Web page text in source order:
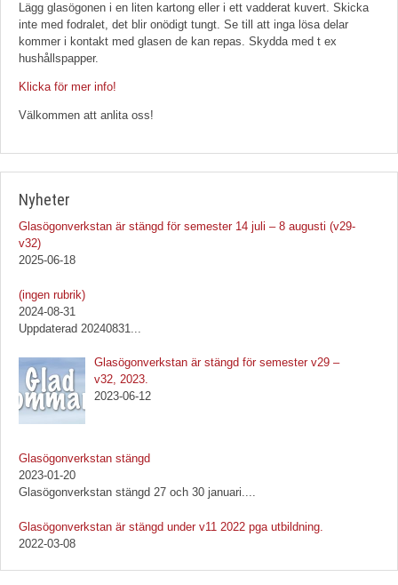
Lägg glasögonen i en liten kartong eller i ett vadderat kuvert. Skicka
inte med fodralet, det blir onödigt tungt. Se till att inga lösa delar
kommer i kontakt med glasen de kan repas. Skydda med t ex
hushållspapper.
Klicka för mer info!
Välkommen att anlita oss!
Nyheter
Glasögonverkstan är stängd för semester 14 juli – 8 augusti (v29-
v32)
2025-06-18
(ingen rubrik)Inlägg
2024-08-31
Uppdaterad 20240831
Glasögonverkstan är stängd för semester v29 –
v32, 2023.
2023-06-12
Glasögonverkstan stängd
2023-01-20
Glasögonverkstan stängd 27 och 30 januari....
Glasögonverkstan är stängd under v11 2022 pga utbildning.
2022-03-08